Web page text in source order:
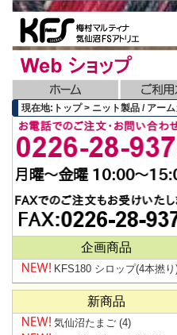
現在地:トップ > ニット製品 / アー
企画商品
KFS180 シロップ(4本撚り
新商品
気仙沼たまご (4)